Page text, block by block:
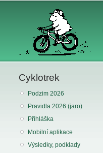
Cyklotrek
Podzim 2026
Pravidla 2026 (jaro)
Přihláška
Mobilní aplikace
Výsledky, podklady